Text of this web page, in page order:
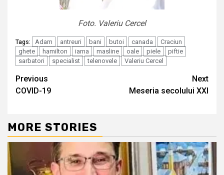
Foto. Valeriu Cercel
Tags: Adam antreuri bani butoi canada
Craciun
ghete
hamilton iarna masline oale piele
piftie
sarbatori
specialist telenovele Valeriu Cercel
Continue
Reading
Previous
COVID-19
Next
Meseria secolului XXI
MORE STORIES